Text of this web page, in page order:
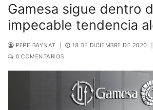
Gamesa sigue dentro
impecable tendencia
PEPE BAYNAT 18 DE DICIEMBRE DE 2020
0 COMENTARIOS